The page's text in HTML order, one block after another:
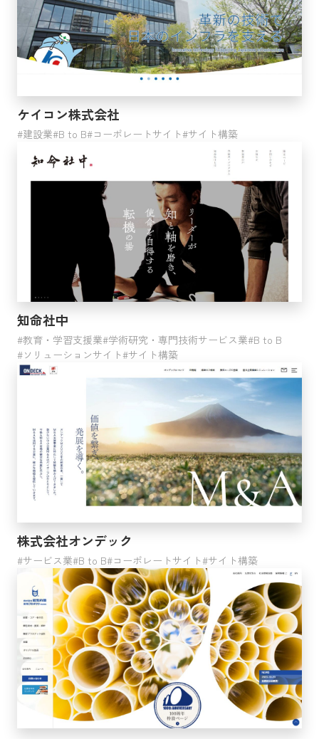
ケイコン株式会社
建設業 B to B コーポレートサイト サイト構築
知命社中
教育・学習支援業 学術研究・専門技術サービス業 B to B
ソリューションサイト サイト構築
株式会社オンデック
サービス業 B to B コーポレートサイト サイト構築